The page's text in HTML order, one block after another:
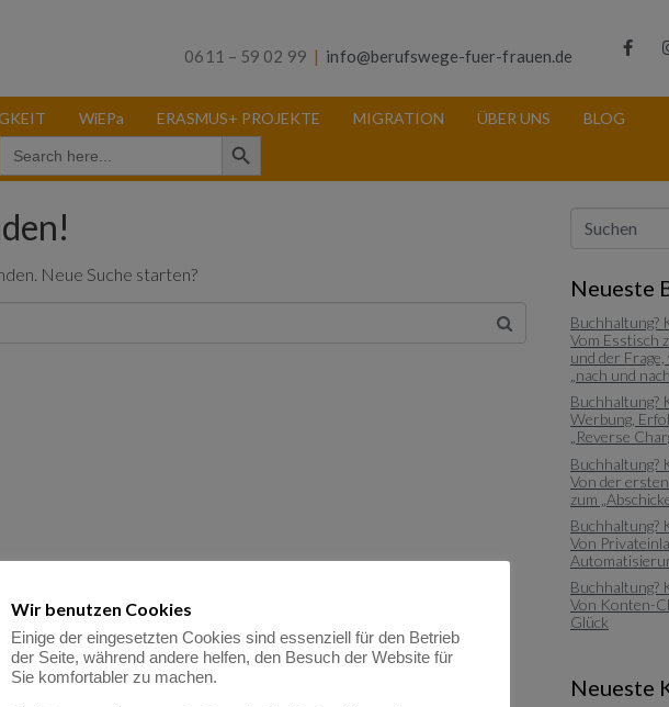
0611 – 59 02 99 | info@berufswege-fuer-frauen.de
WiEPa ERASMUS+ PROJEKTE MIGRATION ÜBER UNS BLOG
Search
for:
Search Button
Neue Suche starten?
Neueste
Buchhaltung?
Vom Esstisch
und der
„nach und
Buchhaltung?
Werbung,
„Reverse
Buchhaltung?
Von der
zum
Buchhaltung?
Von
Buchhaltung?
Von Konten-
Glück
Neueste
Wir benutzen Cookies
Einige der eingesetzten Cookies sind essenziell für den Betrieb
der Seite, während andere helfen, den Besuch der Website für
Sie komfortabler zu machen.